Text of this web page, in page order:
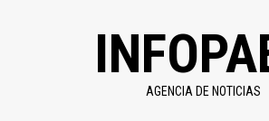
AGENCIA DE NOTICIAS